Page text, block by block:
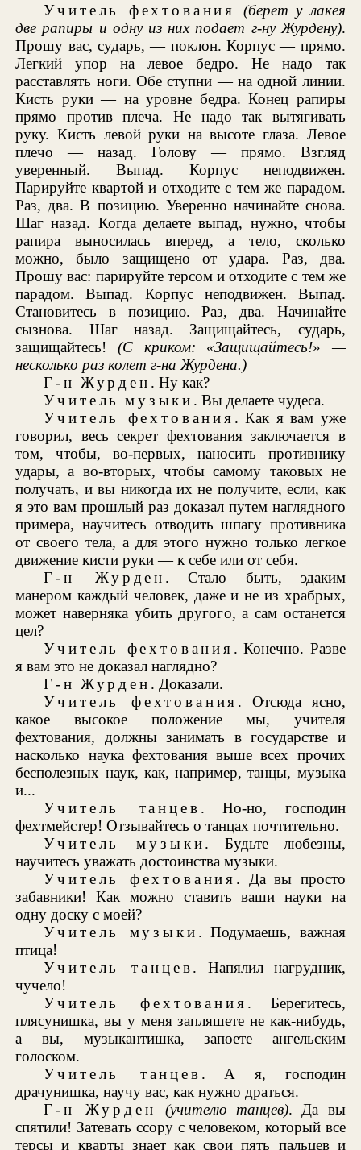
Учитель фехтования
(берет у лакея
две рапиры и одну из них подает г-ну Журдену).
Прошу вас, сударь, — поклон. Корпус — прямо.
Легкий упор на левое бедро. Не надо так
расставлять ноги. Обе ступни — на одной линии.
Кисть руки — на уровне бедра. Конец рапиры
прямо против плеча. Не надо так вытягивать
руку. Кисть левой руки на высоте глаза. Левое
плечо — назад. Голову — прямо. Взгляд
уверенный. Выпад. Корпус неподвижен.
Парируйте квартой и отходите с тем же парадом.
Раз, два. В позицию. Уверенно начинайте снова.
Шаг назад. Когда делаете выпад, нужно, чтобы
рапира выносилась вперед, а тело, сколько
можно, было защищено от удара. Раз, два.
Прошу вас: парируйте терсом и отходите с тем же
парадом. Выпад. Корпус неподвижен. Выпад.
Становитесь в позицию. Раз, два. Начинайте
сызнова. Шаг назад. Защищайтесь, сударь,
защищайтесь! (С криком: «Защищайтесь!» —
несколько раз колет г-на Журдена.)
Г-н Журден . Ну как?
Учитель музыки . Вы делаете чудеса.
Учитель фехтования . Как я вам уже
говорил, весь секрет фехтования заключается в
том, чтобы, во-первых, наносить противнику
удары, а во-вторых, чтобы самому таковых не
получать, и вы никогда их не получите, если, как
я это вам прошлый раз доказал путем наглядного
примера, научитесь отводить шпагу противника
от своего тела, а для этого нужно только легкое
движение кисти руки — к себе или от себя.
Г-н Журден . Стало быть, эдаким
манером каждый человек, даже и не из храбрых,
может наверняка убить другого, а сам останется
цел?
Учитель фехтования . Конечно. Разве
я вам это не доказал наглядно?
Г-н Журден . Доказали.
Учитель фехтования . Отсюда ясно,
какое высокое положение мы, учителя
фехтования, должны занимать в государстве и
насколько наука фехтования выше всех прочих
бесполезных наук, как, например, танцы, музыка
и...
Учитель танцев . Но-но, господин
фехтмейстер! Отзывайтесь о танцах почтительно.
Учитель музыки. Будьте любезны,
научитесь уважать достоинства музыки.
Учитель фехтования . Да вы просто
забавники! Как можно ставить ваши науки на
одну доску с моей?
Учитель музыки . Подумаешь, важная
птица!
Учитель танцев. Напялил нагрудник,
чучело!
Учитель фехтования . Берегитесь,
плясунишка, вы у меня запляшете не как-нибудь,
а вы, музыкантишка, запоете ангельским
голоском.
Учитель танцев . А я, господин
драчунишка, научу вас, как нужно драться.
Г-н Журден
(учителю танцев). Да вы
спятили! Затевать ссору с человеком, который все
терсы и кварты знает как свои пять пальцев и